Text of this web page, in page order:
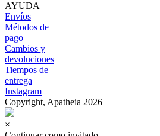
AYUDA
Envíos
Métodos de
pago
Cambios y
devoluciones
Tiempos de
entrega
Instagram
Copyright, Apatheia 2026
×